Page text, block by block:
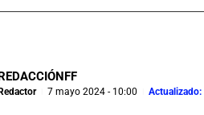
7 mayo 2024 - 10:00 Actualizado: